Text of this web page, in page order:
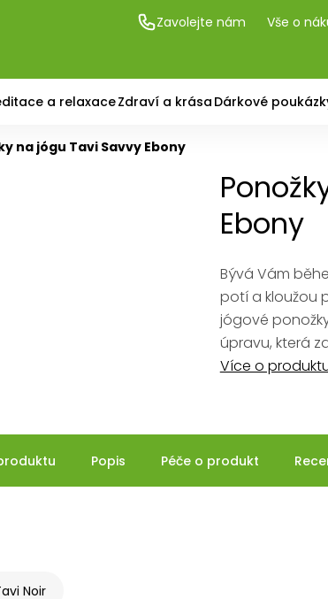
Zavolejte nám Vše o
a relaxaceZdraví a krása Dárkové
na jógu Tavi Savvy Ebony
Ebony
Bývá Vám
potí a kloužou
jógové
úpravu, která
Více o
Popis Péče o produkt
Noir